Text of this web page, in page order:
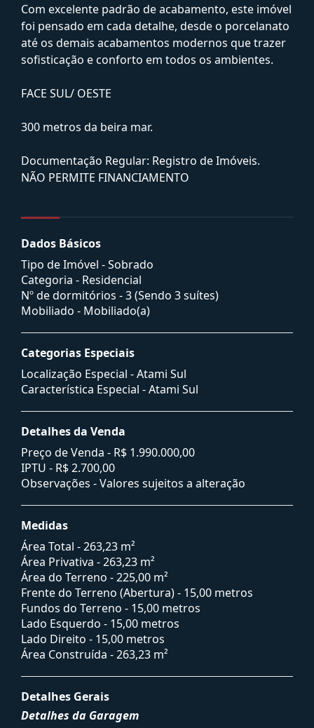
Com excelente padrão de acabamento, este imóvel
foi pensado em cada detalhe, desde o porcelanato
até os demais acabamentos modernos que trazer
sofisticação e conforto em todos os ambientes.
FACE SUL/ OESTE
300 metros da beira mar.
Documentação Regular: Registro de Imóveis.
NÃO PERMITE FINANCIAMENTO
Dados Básicos
Tipo de Imóvel - Sobrado
Categoria - Residencial
Nº de dormitórios - 3 (Sendo 3 suítes)
Mobiliado - Mobiliado(a)
Categorias Especiais
Localização Especial - Atami Sul
Característica Especial - Atami Sul
Detalhes da Venda
Preço de Venda - R$ 1.990.000,00
IPTU - R$ 2.700,00
Observações - Valores sujeitos a alteração
Medidas
Área Total - 263,23 m²
Área Privativa - 263,23 m²
Área do Terreno - 225,00 m²
Frente do Terreno (Abertura) - 15,00 metros
Fundos do Terreno - 15,00 metros
Lado Esquerdo - 15,00 metros
Lado Direito - 15,00 metros
Área Construída - 263,23 m²
Detalhes Gerais
Detalhes da Garagem